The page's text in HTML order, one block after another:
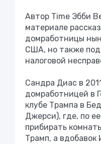
Автор Time Эбби
материале
домработницы
США, но также
налоговой
Сандра Диас в
домработницей в
клубе Трампа в
Джерси), где, по
прибирать
Трамп, а